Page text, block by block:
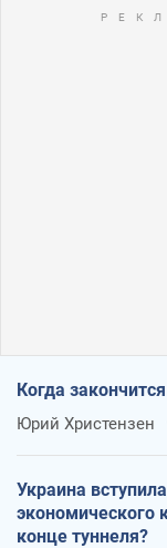
Когда
Юрий Христензен
Украина
экономического
конце туннеля?